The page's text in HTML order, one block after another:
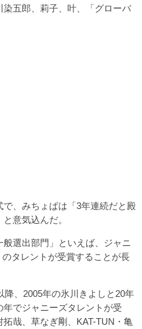
五郎、莉子、叶、「グローバ
、みちょぱは「3年連続だと殿
意気込んだ。
選出部門」といえば、ジャニ
タレントが受賞することが長
、2005年の氷川きよしと20年
でジャニーズタレントが受
哉、草なぎ剛、KAT-TUN・亀